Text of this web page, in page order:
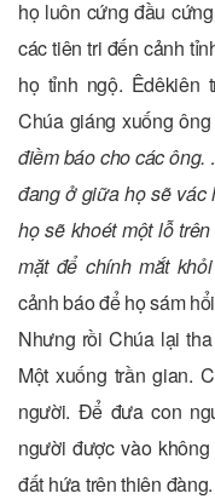
họ luôn cứng đầu
các tiên tri đến cảnh
họ tỉnh ngộ. Êdêkiên
Chúa giáng xuống
điềm báo cho các
đang ở giữa họ sẽ vác
họ sẽ khoét một lỗ
mặt để chính mắt
cảnh báo để họ sám
Nhưng rồi Chúa lại
Một xuống trần gian.
người. Để đưa con
người được vào
đất hứa trên thiên